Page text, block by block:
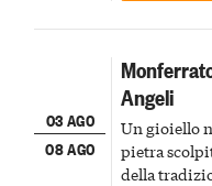
03 AGO
08 AGO
Angeli
Un gioiello
pietra
della